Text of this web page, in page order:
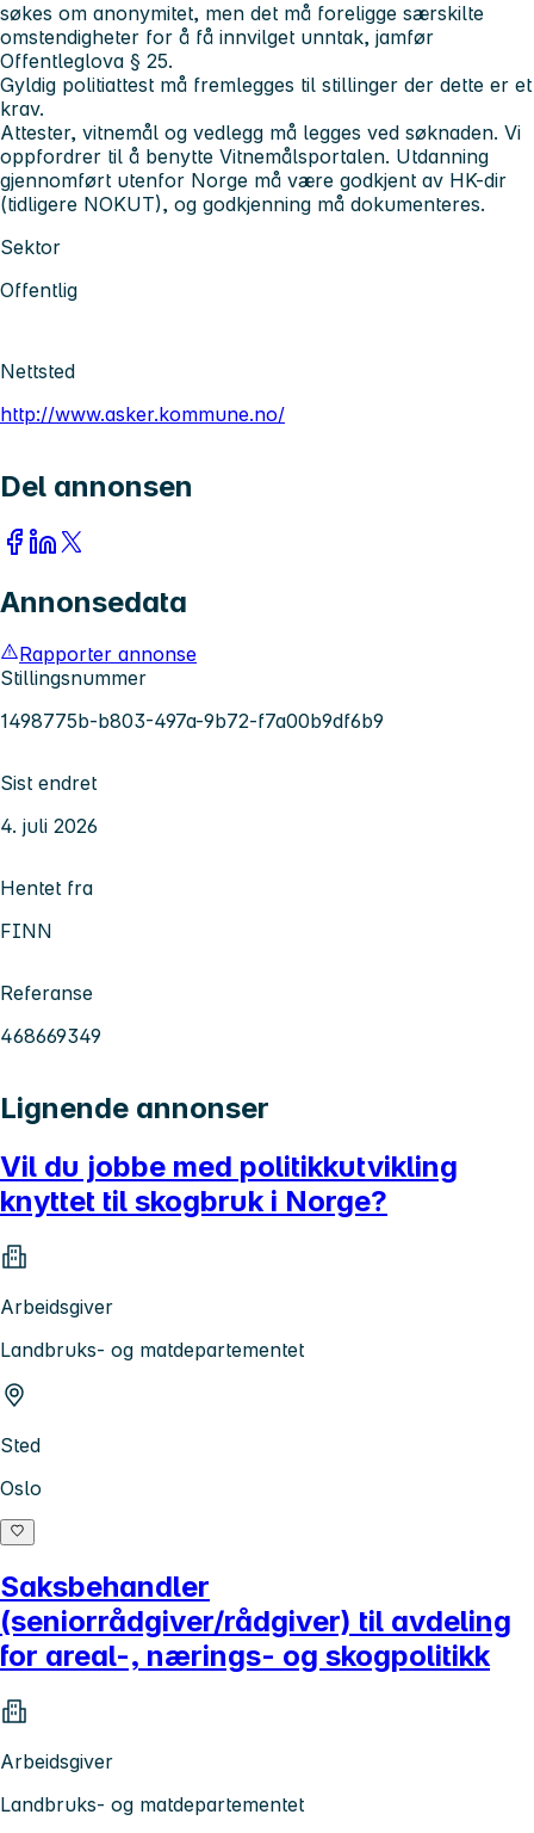
søkes om anonymitet, men det må foreligge særskilte
omstendigheter for å få innvilget unntak, jamfør
Offentleglova § 25.
Gyldig politiattest må fremlegges til stillinger der dette er et
krav.
Attester, vitnemål og vedlegg må legges ved søknaden. Vi
oppfordrer til å benytte Vitnemålsportalen. Utdanning
gjennomført utenfor Norge må være godkjent av HK-dir
(tidligere NOKUT), og godkjenning må dokumenteres.
Sektor
Offentlig
Nettsted
http://www.asker.kommune.no/
Del annonsen
Annonsedata
Rapporter annonse
Stillingsnummer
1498775b-b803-497a-9b72-f7a00b9df6b9
Sist endret
4. juli 2026
Hentet fra
FINN
Referanse
468669349
Lignende annonser
Vil du jobbe med politikkutvikling
knyttet til skogbruk i Norge?
Arbeidsgiver
Landbruks- og matdepartementet
Sted
Oslo
Saksbehandler
(seniorrådgiver/rådgiver) til avdeling
for areal-, nærings- og skogpolitikk
Arbeidsgiver
Landbruks- og matdepartementet